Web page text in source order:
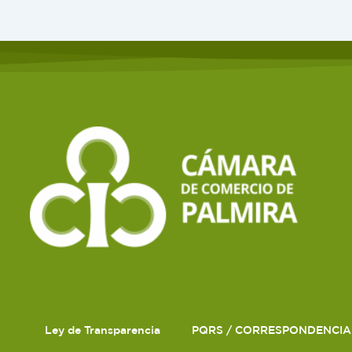
Ley de Transparencia PQRS / CORRESPONDENCIA